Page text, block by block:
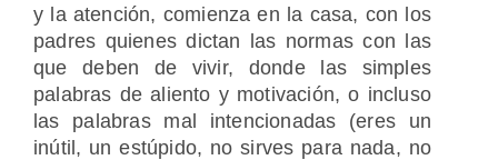
y la atención, comienza en la casa, con los
padres quienes dictan las normas con las
que deben de vivir, donde las simples
palabras de aliento y motivación, o incluso
las palabras mal intencionadas (eres un
inútil, un estúpido, no sirves para nada, no